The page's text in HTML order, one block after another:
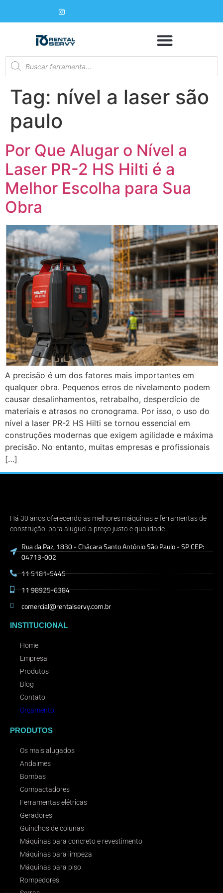
Tag: nível a laser são
paulo
Por Que Alugar o Nível a
Laser PR-2 HS Hilti é a
Melhor Escolha para Sua
Obra
A precisão é um dos fatores mais importantes em
qualquer obra. Pequenos erros de nivelamento podem
causar desalinhamentos, retrabalho, desperdício de
materiais e atrasos no cronograma. Por isso, o uso do
nível a laser PR-2 HS Hilti se tornou essencial em
construções modernas que exigem agilidade e máxima
precisão. No entanto, muitas empresas e profissionais
[…]
Há 30 anos oferecendo as melhores máquinas e ferramentas de
construção para aluguel a preço justo e qualidade.
Rua da Paz, 1830 - Chácara Santo Antônio São Paulo - SP CEP:
04713-002
11 5181-5445
11 98925-6384
comercial@rentalservy.com.br
INSTITUCIONAL
Home
Empresa
Produtos
Blog
Contato
Orçamento
PRODUTOS
Os mais alugados
Andaimes
Bombas
Compactadores
Ferramentas elétricas
Geradores
Guinchos de colunas
Máquinas para concreto e revestimento
Máquinas para limpeza
Máquinas para piso
Rompedores